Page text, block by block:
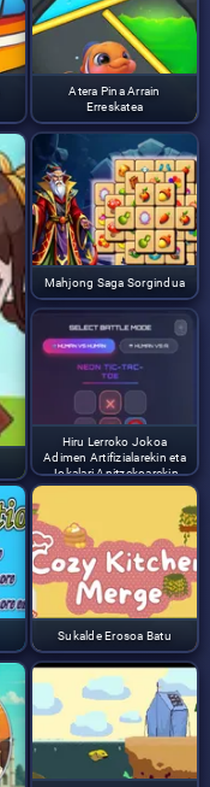
Atera Pina Arrain
Erreskatea
Mahjong Saga Sorgindua
Hiru Lerroko Jokoa
Adimen Artifizialarekin eta
Jokalari Anitzekoarekin
Sukalde Erosoa Batu